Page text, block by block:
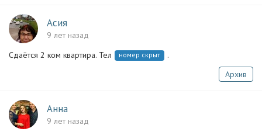
Асия
9 лет назад
Сдаётся 2 ком квартира. Тел
номер скрыт
.
Архив
Анна
9 лет назад